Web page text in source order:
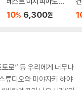
전
10% 6,300원
로” 등 우리에게 너무나
튜디오와 미야자키 하야